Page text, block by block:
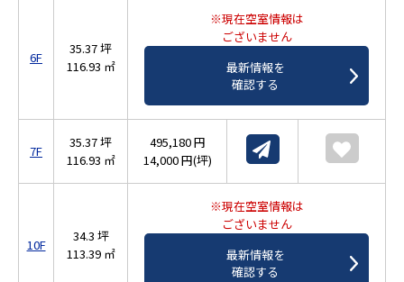
6F
35.37 坪
116.93 ㎡
※現在空室情報は
ございません
最新情報を
確認する
7F
35.37 坪
116.93 ㎡
495,180 円
14,000 円(坪)
10F
34.3 坪
113.39 ㎡
※現在空室情報は
ございません
最新情報を
確認する